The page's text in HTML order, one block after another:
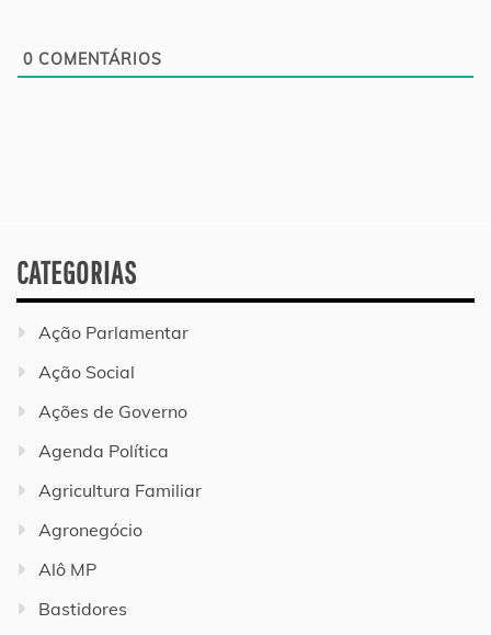
0 COMENTÁRIOS
CATEGORIAS
Ação Parlamentar
Ação Social
Ações de Governo
Agenda Política
Agricultura Familiar
Agronegócio
Alô MP
Bastidores